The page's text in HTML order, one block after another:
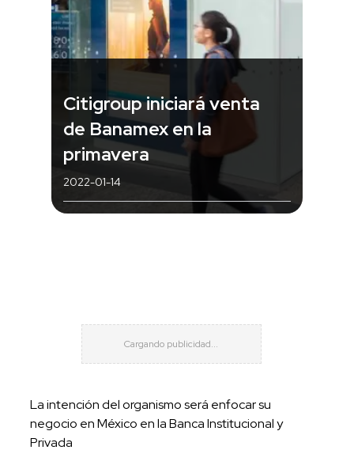
Citigroup iniciará venta
de Banamex en la
primavera
2022-01-14
La intención del organismo será enfocar su
negocio en México en la Banca Institucional y
Privada